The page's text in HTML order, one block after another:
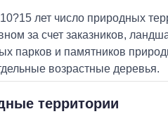
лет число природных
за счет заказников,
парков и памятников
возрастные деревья.
территории